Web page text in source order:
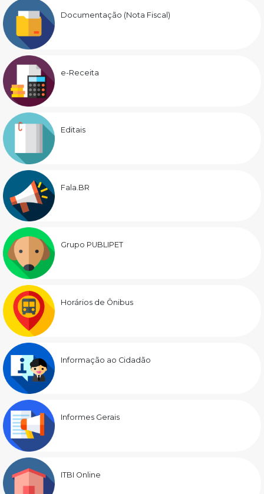
Documentação (Nota Fiscal)
e-Receita
Editais
Fala.BR
Grupo PUBLIPET
Horários de Ônibus
Informação ao Cidadão
Informes Gerais
ITBI Online